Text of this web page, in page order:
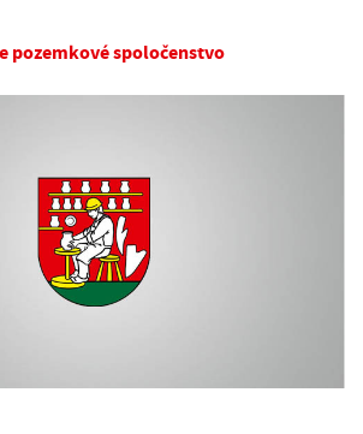
pozemkové spoločenstvo